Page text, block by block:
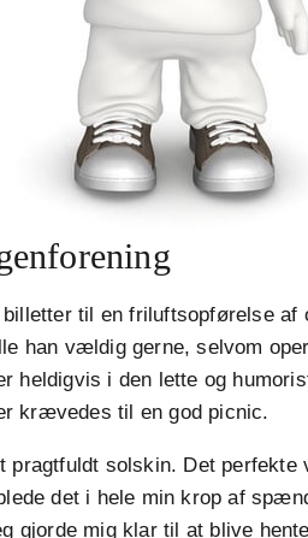
til en friluftsopførelse af
han vældig gerne, selvom
heldigvis i den lette og
krævedes til en god picnic.
pragtfuldt solskin. Det
det i hele min krop af
gjorde mig klar til at blive